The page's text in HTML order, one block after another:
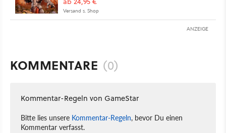
Versand s. Shop
ANZEIGE
KOMMENTARE (0)
Kommentar-Regeln von GameStar
Bitte lies unsere Kommentar-Regeln, bevor Du einen
Kommentar verfasst.